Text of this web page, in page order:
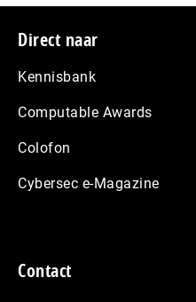
Footer
Direct naar
Kennisbank
Computable Awards
Colofon
Cybersec e-Magazine
Contact